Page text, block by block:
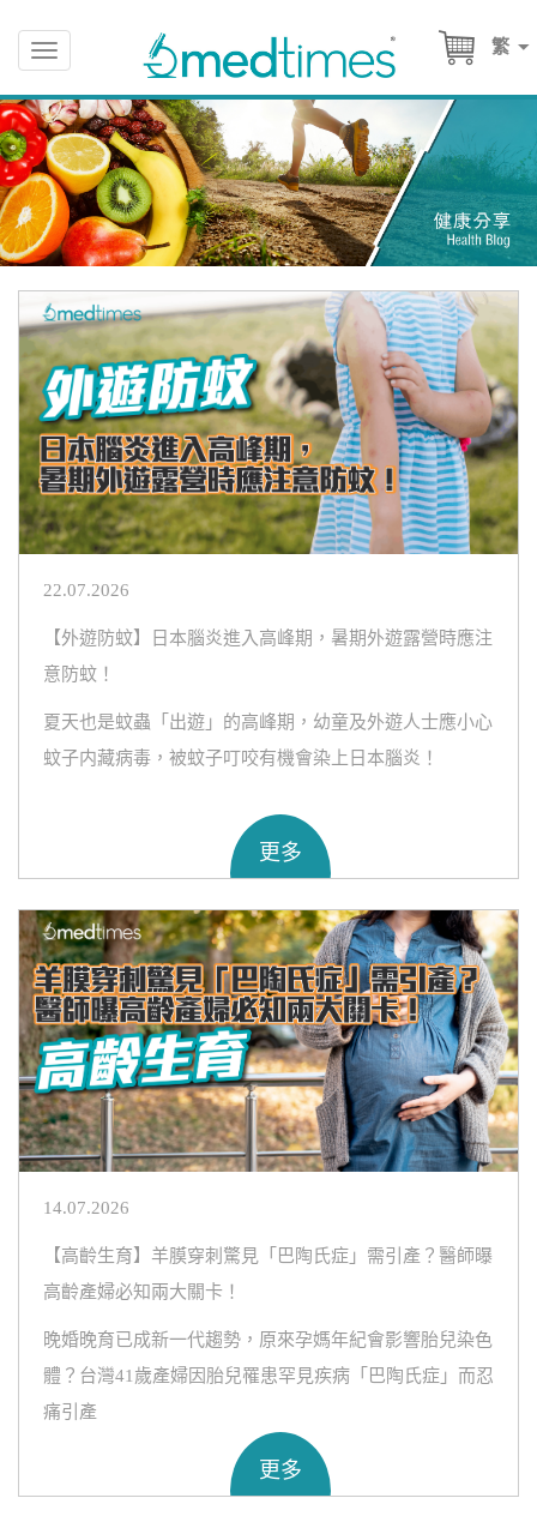
繁
Toggle
navigation
22.07.2026
【外遊防蚊】日本腦炎進入高峰期，暑期外遊露營時應注
意防蚊！
夏天也是蚊蟲「出遊」的高峰期，幼童及外遊人士應小心
蚊子内藏病毒，被蚊子叮咬有機會染上日本腦炎！
更多
14.07.2026
【高齡生育】羊膜穿刺驚見「巴陶氏症」需引產？醫師曝
高齡產婦必知兩大關卡！
晚婚晚育已成新一代趨勢，原來孕媽年紀會影響胎兒染色
體？台灣41歲產婦因胎兒罹患罕見疾病「巴陶氏症」而忍
痛引產
更多